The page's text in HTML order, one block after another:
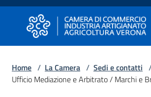
Vai al contenuto
Vai alla navigazione
Vai al footer
Camera di Commercio di
Camera di Commercio di
Avviare
Home / La Camera / Sedi e contatti
Ufficio Mediazione e Arbitrato / Marchi e